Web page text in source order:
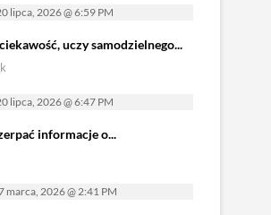
lipca, 2026 @ 6:59 PM
uczy samodzielnego...
lipca, 2026 @ 6:47 PM
informacje o...
marca, 2026 @ 2:41 PM